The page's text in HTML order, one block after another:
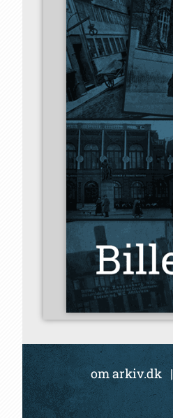
om arkiv.dk |